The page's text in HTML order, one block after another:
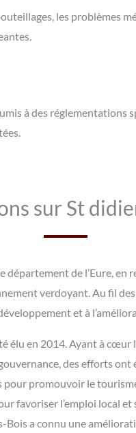
les problèmes
à des réglementations
sur St
de l’Eure, en
verdoyant. Au fil
et à
en 2014. Ayant à cœur
des efforts
pour promouvoir le
favoriser l’emploi local
a connu une